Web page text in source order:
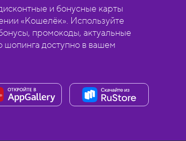
и бонусные карты
«Кошелёк». Используйте
промокоды, актуальные
шопинга доступно в вашем